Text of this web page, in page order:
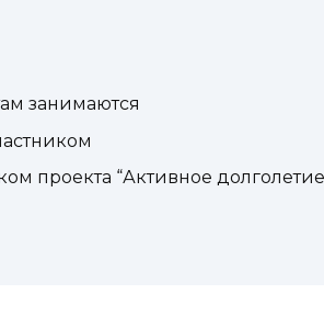
занимаются
проекта “Активное